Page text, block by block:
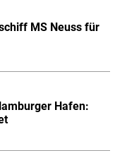
MS Neuss für
Hafen: